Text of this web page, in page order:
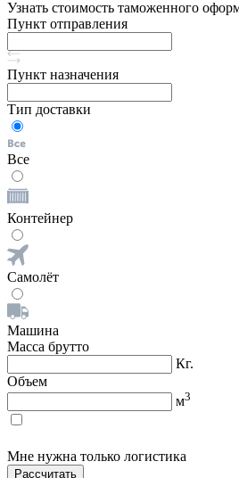
Узнать стоимость таможенного
Пункт отправления
Пункт назначения
Тип доставки
Все
Контейнер
Самолёт
Машина
Масса брутто
Кг.
Объем
м3
Мне нужна только логистика